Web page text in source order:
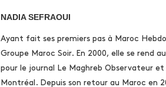
NADIA SEFRAOUI
Ayant fait ses premiers pas à Maroc
Groupe Maroc Soir. En 2000, elle se rend
pour le journal Le Maghreb Observateur
Montréal. Depuis son retour au Maroc en